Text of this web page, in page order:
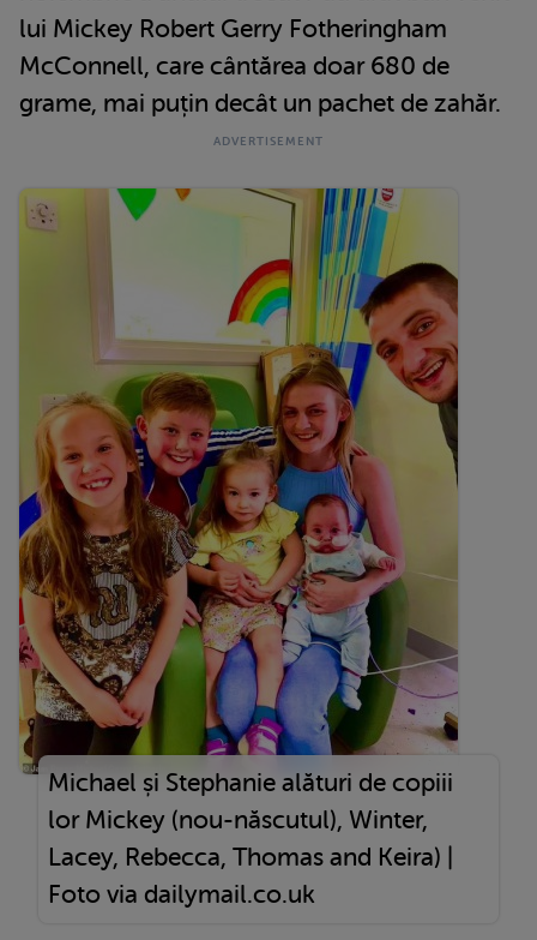
lui Mickey Robert Gerry Fotheringham
McConnell, care cântărea doar 680 de
grame, mai puțin decât un pachet de zahăr.
Michael și Stephanie alături de copiii
lor Mickey (nou-născutul), Winter,
Lacey, Rebecca, Thomas and Keira) |
Foto via dailymail.co.uk